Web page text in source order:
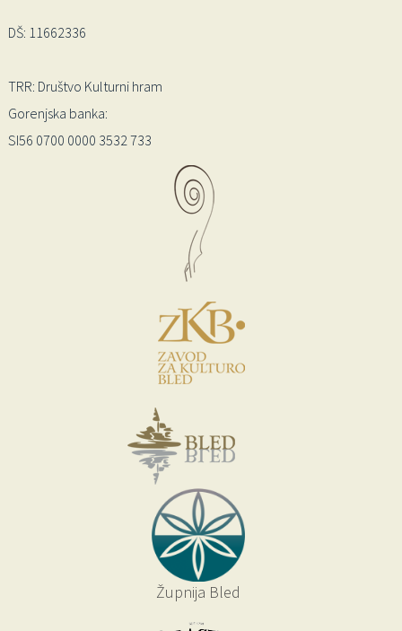
DŠ: 11662336
TRR: Društvo Kulturni hram
Gorenjska banka:
SI56 0700 0000 3532 733
Župnija Bled